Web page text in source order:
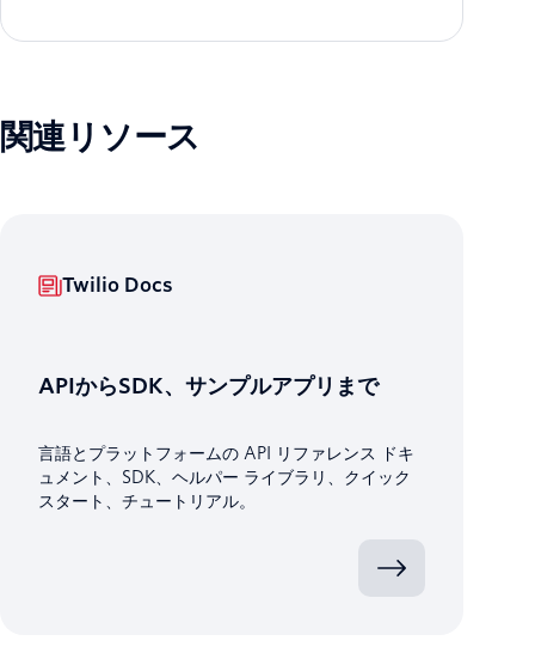
関連リソース
Twilio Docs
APIからSDK、サンプルアプリまで
言語とプラットフォームの API リファレンス ドキ
ュメント、SDK、ヘルパー ライブラリ、クイック
スタート、チュートリアル。